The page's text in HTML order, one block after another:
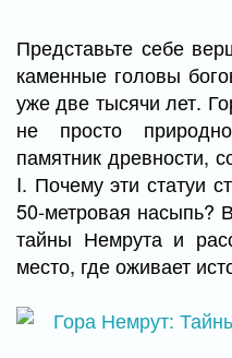
Представьте себе
каменные головы
уже две тысячи лет.
не просто
памятник древности,
I. Почему эти статуи
50-метровая насыпь?
тайны Немрута и
место, где оживает